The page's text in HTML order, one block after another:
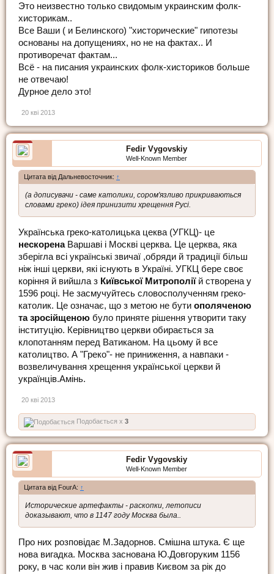
Это неизвестно только свидомым украинским фолк-
хисторикам..
Все Ваши ( и Белинского) "хисторические" гипотезы
основаны на допущениях, но не на фактах.. И
противоречат фактам...
Всё - на писания украинских фолк-хисториков больше
не отвечаю!
Дурное дело это!
20 кві 2013
Fedir Vygovskiy
Well-Known Member
Цитата від Дальневосточник: ↑
(а дописувачи - саме католики, сором'язливо прикриваються
словами греко) ідея принизити хрещення Русі.
Українська греко-католицька цеква (УГКЦ)- це
нескоренаВаршаві і Москві церква. Це церква, яка
зберігла всі українські звичаї ,обряди й традиції більш
ніж інші церкви, які існують в Україні. УГКЦ бере своє
коріння й вийшла з Київської Митрополії й створена у
1596 році. Не засмучуйтесь словосполученням греко-
католик. Це означає, що з метою не бути ополяченою
та зросійщеною було приняте рішення утворити таку
інституцію. Керівництво церкви обирається за
клопотанням перед Ватиканом. На цьому й все
католицтво. А "Греко"- не приниження, а навпаки -
возвеличування хрещення української церкви й
українців.Амінь.
20 кві 2013
Подобається x 3
Fedir Vygovskiy
Well-Known Member
Цитата від FourA: ↑
Исторические артефакты - раскопки, летописи
доказывают, что в 1147 году Москва была..
Про них розповідає М.Задорнов. Смішна штука. Є ще
нова вигадка. Москва заснована Ю.Довгоруким 1156
року, в час коли він жив і правив Києвом за рік до